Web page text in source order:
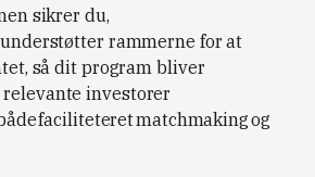
sikrer du,
understøtter rammerne for at
så dit program bliver
investorer
faciliteteret matchmaking og